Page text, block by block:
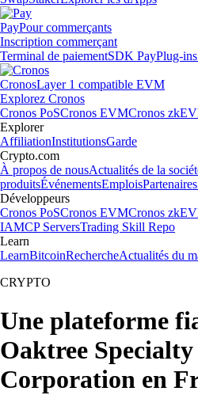
PayPour commerçants
Inscription commerçant
Terminal de paiementSDK PayPlug-
CronosLayer 1 compatible EVM
Explorez Cronos
Cronos PoSCronos EVMCronos
Explorer
AffiliationInstitutionsGarde
Crypto.com
À propos de nousActualités de la
produitsÉvénementsEmploisPartenaires
Développeurs
Cronos PoSCronos EVMCronos
IAMCP ServersTrading Skill Repo
Learn
LearnBitcoinRechercheActualités du
CRYPTO
Une plateforme
Oaktree
Corporation en